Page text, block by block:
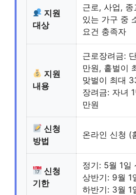
지원
대상
근로, 사업, 종
있는 가구 중
요건 충족자
지원
내용
근로장려금:
만원, 홑벌이
맞벌이 최대
장려금: 자녀
만원
신청
방법
온라인 신청 (
신청
기한
정기: 5월 1일
상반기: 9월 1
하반기: 3월 1